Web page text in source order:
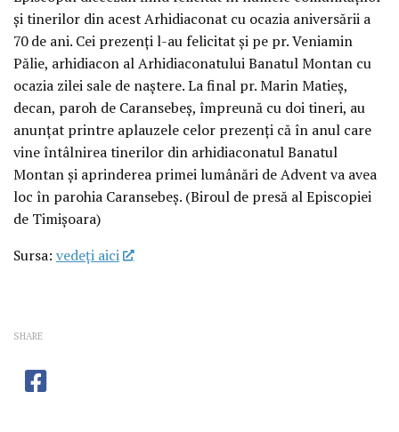
și tinerilor din acest Arhidiaconat cu ocazia aniversării a
70 de ani. Cei prezenți l-au felicitat și pe pr. Veniamin
Pălie, arhidiacon al Arhidiaconatului Banatul Montan cu
ocazia zilei sale de naștere. La final pr. Marin Matieș,
decan, paroh de Caransebeș, împreună cu doi tineri, au
anunțat printre aplauzele celor prezenți că în anul care
vine întâlnirea tinerilor din arhidiaconatul Banatul
Montan și aprinderea primei lumânări de Advent va avea
loc în parohia Caransebeș. (Biroul de presă al Episcopiei
de Timișoara)
Sursa: vedeţi aici
SHARE